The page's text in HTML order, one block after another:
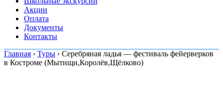
Акции
Оплата
Документы
Контакты
Главная › Туры › Серебряная ладья — фестиваль фейерверков
в Костроме (Мытищи,Королёв,Щёлково)